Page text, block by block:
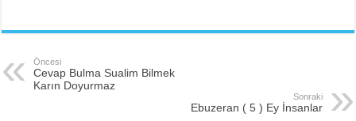
c
e
b
tt
er
st
ar
Öncesi
Cevap Bulma Sualim Bilmek
Karın Doyurmaz
Sonraki
Ebuzeran ( 5 ) Ey İnsanlar